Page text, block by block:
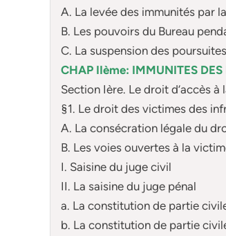
A. La levée des immunités par
B. Les pouvoirs du Bureau
C. La suspension des
CHAP IIème: IMMUNITES DES
Section Ière. Le droit d’accès à
§1. Le droit des victimes des
A. La consécration légale du
B. Les voies ouvertes à la
I. Saisine du juge civil
II. La saisine du juge pénal
a. La constitution de partie
b. La constitution de partie